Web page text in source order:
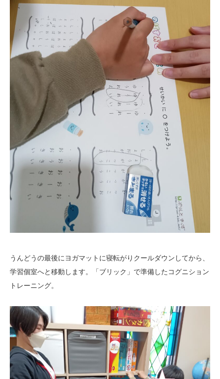
うんどうの最後にヨガマットに寝転がりクールダウンしてから、
学習個室へと移動します。「ブリック」で準備したコグニション
トレーニング。